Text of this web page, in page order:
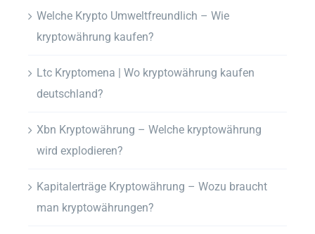
Welche Krypto Umweltfreundlich – Wie
kryptowährung kaufen?
Ltc Kryptomena | Wo kryptowährung kaufen
deutschland?
Xbn Kryptowährung – Welche kryptowährung
wird explodieren?
Kapitalerträge Kryptowährung – Wozu braucht
man kryptowährungen?